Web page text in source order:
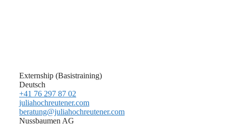
Externship (Basistraining)
Deutsch
+41 76 297 87 02
juliahochreutener.com
beratung@juliahochreutener.com
Nussbaumen AG